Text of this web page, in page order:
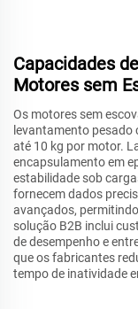
Capacidades
Motores sem
Os motores sem
levantamento pesado
até 10 kg por motor.
encapsulamento em
estabilidade sob
fornecem dados
avançados,
solução B2B inclui
de desempenho e
que os fabricantes
tempo de inatividade